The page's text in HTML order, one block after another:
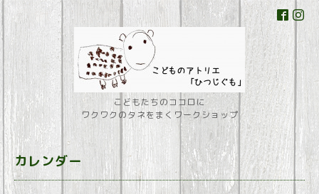
こどもたちのココロに
ワクワクのタネをまくワークショップ
カレンダー